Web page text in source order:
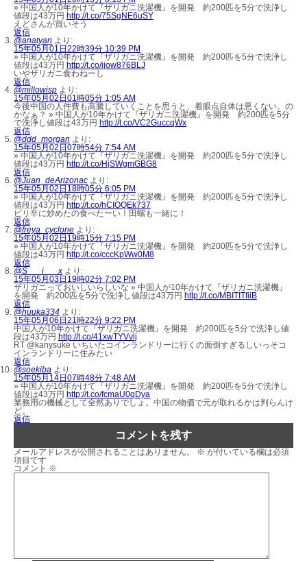
» 中国人が10年かけて『ザリガニ洗濯機』を開発 約200匹を5分で洗浄し
値段は43万円 http://t.co/75SgNE6uSY
えどさんが買いそう
返信
@anatyan より:
15年05月01日22時39分 10:39 PM
» 中国人が10年かけて『ザリガニ洗濯機』を開発 約200匹を5分で洗浄し
値段は43万円 http://t.co/ijow876BLJ
いやザリガニ食わねーし
返信
@millowisp より:
15年05月02日01時05分 1:05 AM
今後中国の人件費も高騰していくことを思うと、着眼点自体は悪くない。の
かなぁ？ » 中国人が10年かけて『ザリガニ洗濯機』を開発 約200匹を5分
で洗浄し値段は43万円 http://t.co/VC2GuccqWx
返信
@ddd_morgan より:
15年05月02日07時54分 7:54 AM
» 中国人が10年かけて『ザリガニ洗濯機』を開発 約200匹を5分で洗浄し
値段は43万円 http://t.co/HjSWgmGBG8
返信
@Juan_deArizonac より:
15年05月02日18時05分 6:05 PM
» 中国人が10年かけて『ザリガニ洗濯機』を開発 約200匹を5分で洗浄し
値段は43万円 http://t.co/hCIOQEk737
ピリ辛に炒めたの食べたーい！田螺も一緒に！
返信
@freya_cyclone より:
15年05月02日19時15分 7:15 PM
» 中国人が10年かけて『ザリガニ洗濯機』を開発 約200匹を5分で洗浄し
値段は43万円 http://t.co/cccKpWw0M8
返信
@S___i___x より:
15年05月03日19時02分 7:02 PM
ザリガニっておいしいらしいな » 中国人が10年かけて『ザリガニ洗濯機』
を開発 約200匹を5分で洗浄し値段は43万円 http://t.co/MBITITfiiB
返信
@huuka334 より:
15年05月06日21時22分 9:22 PM
中国人が10年かけて『ザリガニ洗濯機』を開発 約200匹を5分で洗浄し値
段は43万円 http://t.co/41xwTYVvlj
RT @kanysuke いちいたコインランドリーに行くの面倒すぎるしいっそコ
インランドリーに住みたい
返信
@soekiba より:
15年05月14日07時48分 7:48 AM
» 中国人が10年かけて『ザリガニ洗濯機』を開発 約200匹を5分で洗浄し
値段は43万円 http://t.co/fcmaU0qDya
業務用の機械として全然ありでしょ。中国の物価で元が取れるかは判らんけ
ど。
返信
コメントを残す
メールアドレスが公開されることはありません。 ※ が付いている欄は必須
項目です
コメント ※